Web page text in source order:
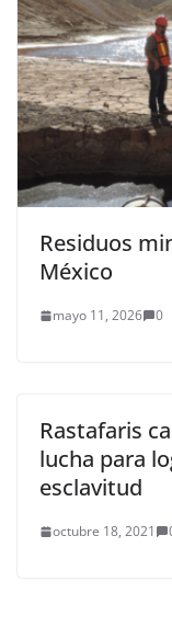
Residuos
México
mayo 11, 2026 0
Rastafaris
lucha para
esclavitud
octubre 18, 2021